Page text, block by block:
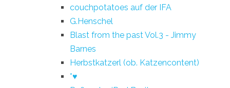
couchpotatoes auf der IFA
G.Henschel
Blast from the past Vol.3 - Jimmy
Barnes
Herbstkatzerl (ob. Katzencontent)
*♥